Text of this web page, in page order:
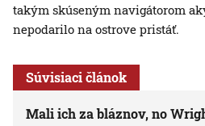
takým skúseným navigátorom
nepodarilo na ostrove pristáť.
Súvisiaci článok
Mali ich za bláznov, no